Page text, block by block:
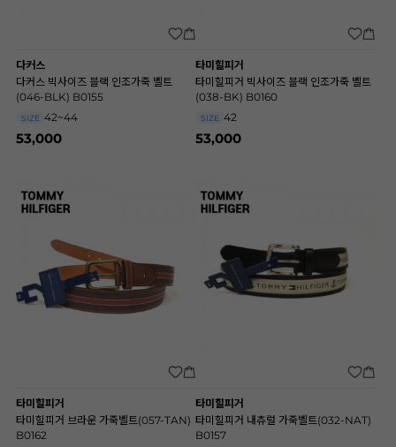
다커스
다커스 빅사이즈 블랙 인조가죽 벨트
(046-BLK) B0155
SIZE 42~44
53,000
타미힐피거
타미힐피거 빅사이즈 블랙 인조가죽 벨트
(038-BK) B0160
SIZE 42
53,000
타미힐피거
타미힐피거 브라운 가죽벨트(057-TAN)
B0162
타미힐피거
타미힐피거 내츄럴 가죽벨트(032-NAT)
B0157